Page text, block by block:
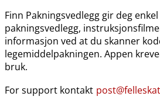
Finn Pakningsvedlegg gir deg
pakningsvedlegg,
informasjon ved at du skanner
legemiddelpakningen. Appen
bruk.
For support kontakt